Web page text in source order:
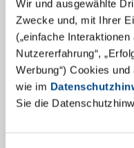
Wir und ausgewählte
Zwecke und, mit Ihrer
(„einfache
Nutzererfahrung“,
Werbung“) Cookies
wie im
Sie die